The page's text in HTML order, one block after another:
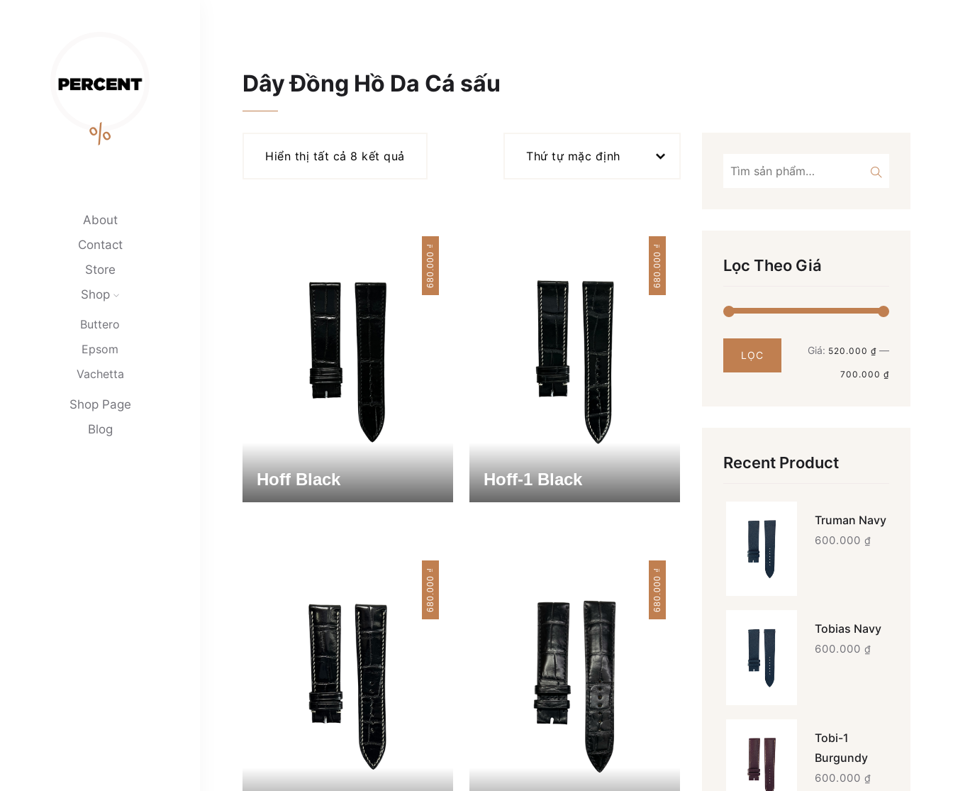
%
About
Contact
Store
Shop
Buttero
Epsom
Vachetta
Clemence
Nappa
Shop Page
Blog
Dây Đồng Hồ Da Cá sấu
Hiển thị tất cả 8 kết quả
680.000
₫
Hoff Black
680.000
₫
Hoff-1 Black
680.000
₫
680.000
₫
Tìm
Lọc Theo Giá
Giá
thấp
Giá
cao
LỌC Giá: 520.000 ₫—
700.000 ₫
Recent Product
Truman Navy
600.000₫
Tobias Navy
600.000₫
Tobi-1
Burgundy
600.000₫